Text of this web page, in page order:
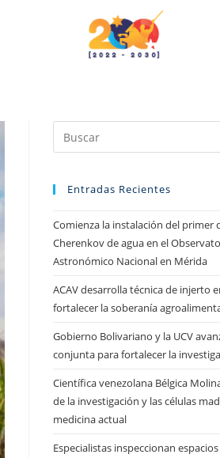
Entradas Recientes
Comienza la instalación del primer
Cherenkov de agua en el
Astronómico Nacional en Mérida
ACAV desarrolla técnica de injerto
fortalecer la soberanía
Gobierno Bolivariano y la UCV
conjunta para fortalecer la
Científica venezolana Bélgica
de la investigación y las células
medicina actual
Especialistas inspeccionan